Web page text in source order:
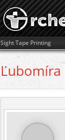
Sight Tape Printing
Ľubomíra